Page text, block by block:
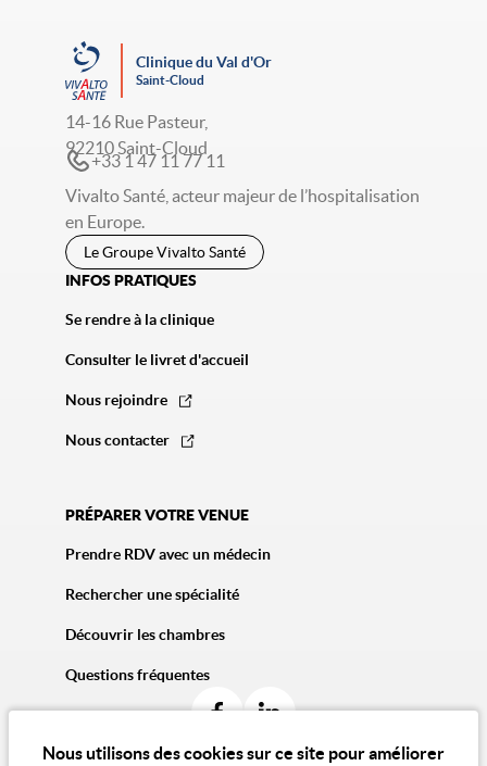
Nous utilisons des cookies sur ce site pour améliorer
Clinique du Val d'Or
Saint-Cloud
14-16 Rue Pasteur,
92210 Saint-Cloud
+33 1 47 11 77 11
Vivalto Santé, acteur majeur de l’hospitalisation
en Europe.
Le Groupe Vivalto Santé
INFOS PRATIQUES
Se rendre à la clinique
Consulter le livret d'accueil
Nous rejoindre
Nous contacter
PRÉPARER VOTRE VENUE
Prendre RDV avec un médecin
Rechercher une spécialité
Découvrir les chambres
Questions fréquentes